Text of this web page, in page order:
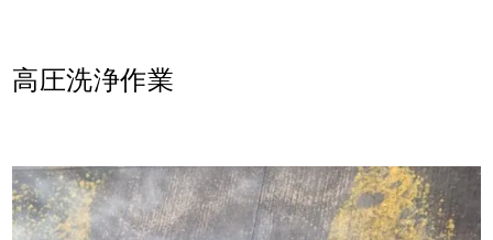
高圧洗浄作業